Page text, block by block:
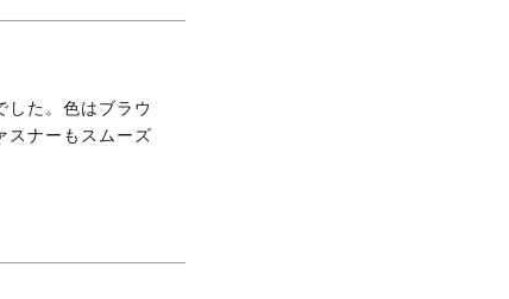
した。色はブラウ
スナーもスムーズ